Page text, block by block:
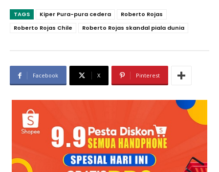
TAGS Kiper Pura-pura cedera
Roberto Rojas
Roberto Rojas Chile
Roberto Rojas skandal piala dunia
Facebook X Pinterest